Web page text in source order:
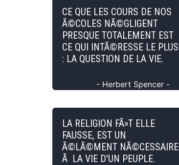
CE QUE LES COURS DE NOS
Ã©COLES NÃ©GLIGENT
PRESQUE TOTALEMENT EST
CE QUI INTÃ©RESSE LE PLUS
: LA QUESTION DE LA VIE.
- Herbert Spencer -
LA RELIGION FÃ»T ELLE
FAUSSE, EST UN
Ã©LÃ©MENT NÃ©CESSAIRE
Ã LA VIE D'UN PEUPLE.